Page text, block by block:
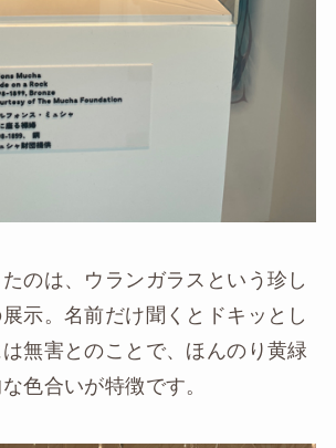
のは、ウランガラスという珍し
示。名前だけ聞くとドキッとし
無害とのことで、ほんのり黄緑
色合いが特徴です。